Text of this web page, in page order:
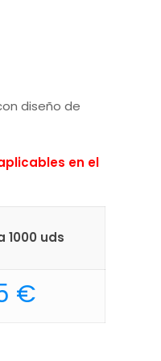
diseño de
en el
1000 uds
€